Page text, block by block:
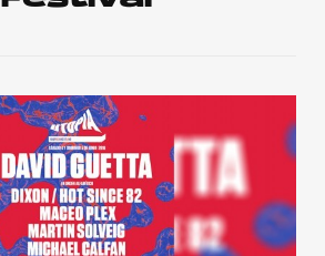
Home